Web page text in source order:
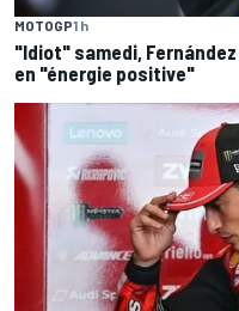
MOTOGP1 h
"Idiot" samedi,
en "énergie positive"